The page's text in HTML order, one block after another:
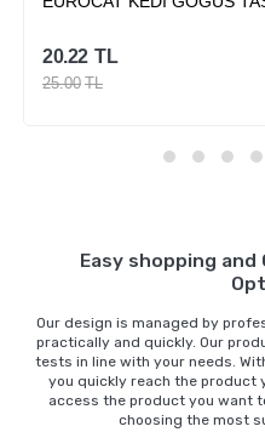
20.22 TL
25.00 TL
Easy shopping
Our design is managed by
practically and quickly. Our
tests in line with your needs.
you quickly reach the product
access the product you want
choosing the most